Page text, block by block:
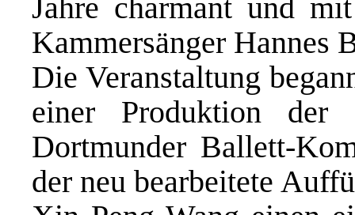
Jahre charmant und
Kammersänger Hannes
Die Veranstaltung
einer Produktion der
Dortmunder Ballett-
der neu bearbeitete